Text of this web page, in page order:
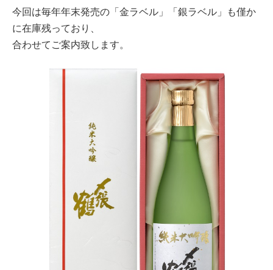
今回は毎年年末発売の「金ラベル」「銀ラベル」も僅か
に在庫残っており、
合わせてご案内致します。